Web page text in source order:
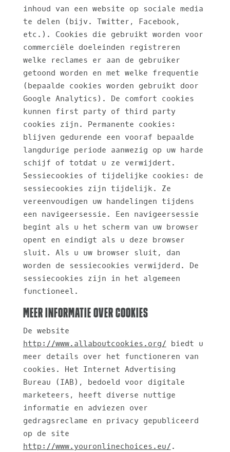
inhoud van een website op sociale media
te delen (bijv. Twitter, Facebook,
etc.). Cookies die gebruikt worden voor
commerciële doeleinden registreren
welke reclames er aan de gebruiker
getoond worden en met welke frequentie
(bepaalde cookies worden gebruikt door
Google Analytics). De comfort cookies
kunnen first party of third party
cookies zijn. Permanente cookies:
blijven gedurende een vooraf bepaalde
langdurige periode aanwezig op uw harde
schijf of totdat u ze verwijdert.
Sessiecookies of tijdelijke cookies: de
sessiecookies zijn tijdelijk. Ze
vereenvoudigen uw handelingen tijdens
een navigeersessie. Een navigeersessie
begint als u het scherm van uw browser
opent en eindigt als u deze browser
sluit. Als u uw browser sluit, dan
worden de sessiecookies verwijderd. De
sessiecookies zijn in het algemeen
functioneel.
Meer informatie over cookies
De website
http://www.allaboutcookies.org/ biedt u
meer details over het functioneren van
cookies. Het Internet Advertising
Bureau (IAB), bedoeld voor digitale
marketeers, heeft diverse nuttige
informatie en adviezen over
gedragsreclame en privacy gepubliceerd
op de site
http://www.youronlinechoices.eu/ .